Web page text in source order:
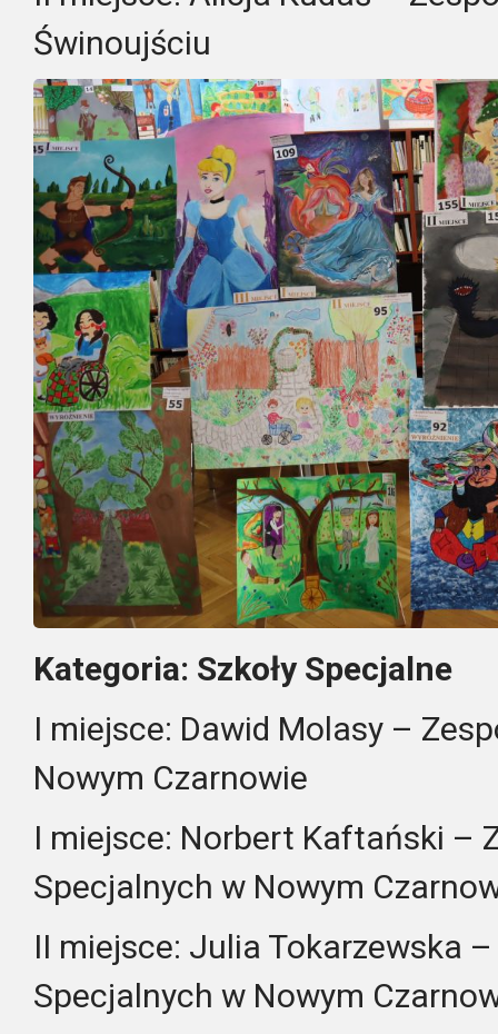
Świnoujściu
Kategoria: Szkoły Specjalne
I miejsce: Dawid Molasy –
Nowym Czarnowie
I miejsce: Norbert Kaftański –
Specjalnych w Nowym
II miejsce: Julia Tokarzewska –
Specjalnych w Nowym